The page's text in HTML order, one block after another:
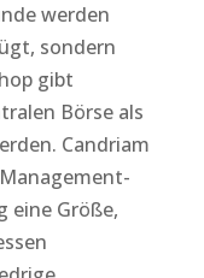
werden
sondern
gibt
Börse als
Candriam
eine Größe,